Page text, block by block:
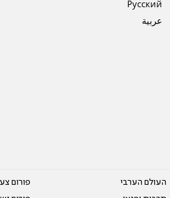
Pусский
عربية
העולם הערבי
פורום